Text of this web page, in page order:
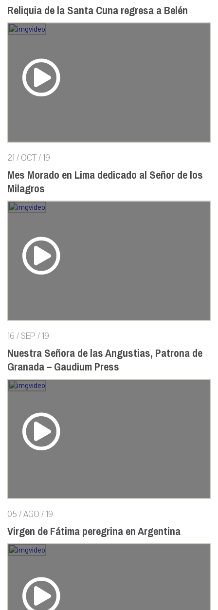
Reliquia de la Santa Cuna regresa a Belén
21 / OCT / 19
Mes Morado en Lima dedicado al Señor de los
Milagros
16 / SEP / 19
Nuestra Señora de las Angustias, Patrona de
Granada – Gaudium Press
05 / AGO / 19
Virgen de Fátima peregrina en Argentina